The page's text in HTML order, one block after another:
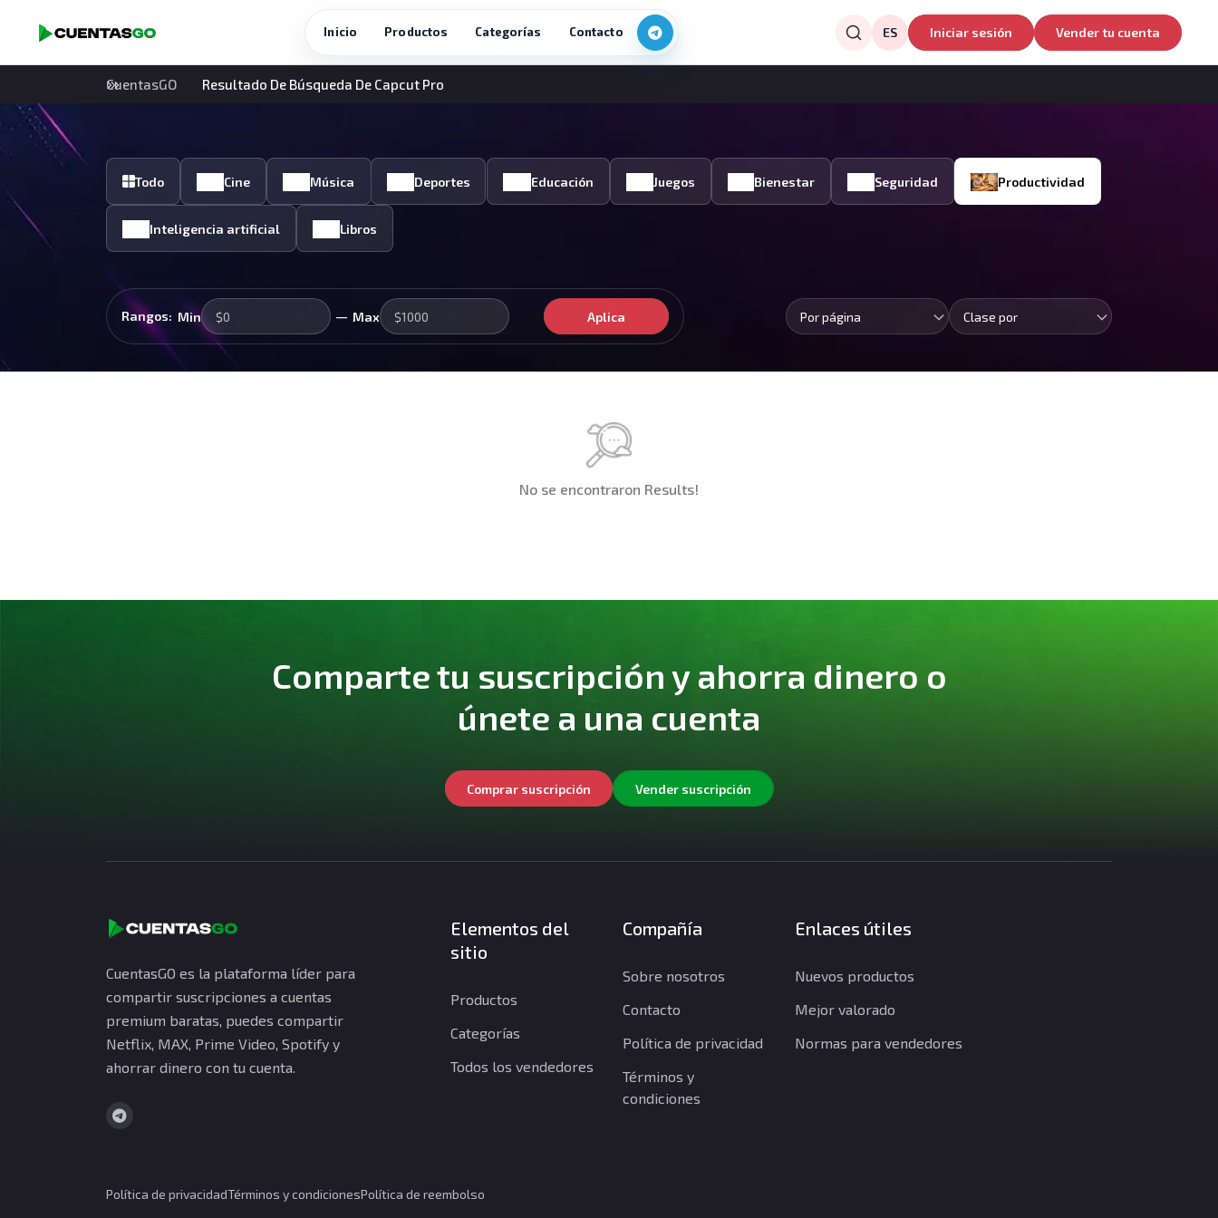
Inicio Productos Categorías Contacto ES Iniciar sesión Vender tu cuenta
CuentasGO Resultado De Búsqueda De Capcut Pro
Todo Cine Música Deportes Educación Juegos Bienestar Seguridad Productividad
Inteligencia artificial Libros
Rangos: Min — Max Aplica Por página Clase por
No se encontraron Results!
Comparte tu suscripción y ahorra dinero o
únete a una cuenta
Comprar suscripción Vender suscripción
CuentasGO es la plataforma líder para
compartir suscripciones a cuentas
premium baratas, puedes compartir
Netflix, MAX, Prime Video, Spotify y
ahorrar dinero con tu cuenta.
Elementos del
sitio
Productos
Categorías
Todos los vendedores
Compañía
Sobre nosotros
Contacto
Política de privacidad
Términos y
condiciones
Enlaces útiles
Nuevos productos
Mejor valorado
Normas para vendedores
Política de privacidadTérminos y condicionesPolítica de reembolso